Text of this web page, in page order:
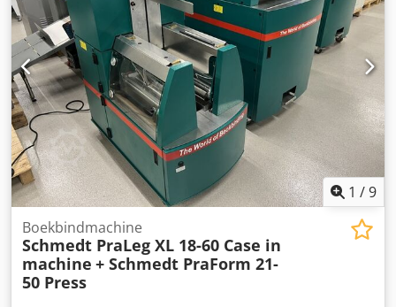
1 /9
Boekbindmachine
Schmedt PraLeg XL 18-60 Case in
machine + Schmedt PraForm 21-
50 Press